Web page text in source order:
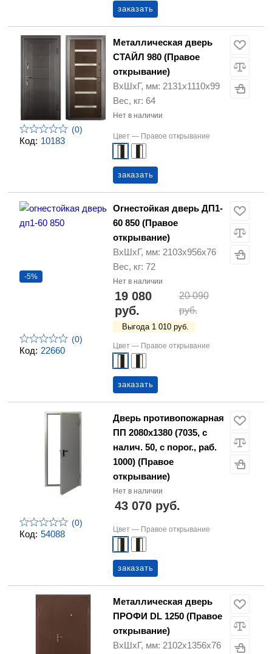
заказать
Код: 10183
(0)
Металлическая дверь
СТАЙЛ 980 (Правое
открывание)
ВхШхГ, мм: 2131х1110х99
Вес, кг: 64
Нет в наличии
Цвет — Правое открывание
заказать
Код: 22660
-5%
(0)
Огнестойкая дверь ДП1-
60 850 (Правое
открывание)
ВхШхГ, мм: 2103х956х76
Вес, кг: 72
Нет в наличии
19 080
руб.
20 090
руб.
Выгода 1 010 руб.
Цвет — Правое открывание
заказать
Код: 54088
(0)
Дверь противопожарная
ПП 2080х1380 (7035, с
налич. 50, с порог., раб.
1000) (Правое
открывание)
Нет в наличии
43 070 руб.
Цвет — Правое открывание
заказать
Металлическая дверь
ПРОФИ DL 1250 (Правое
открывание)
ВхШхГ, мм: 2102х1356х76